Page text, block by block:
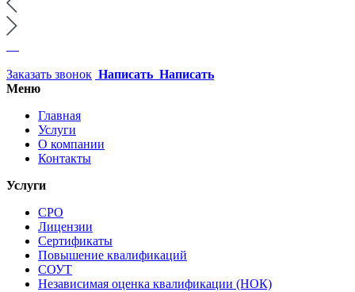
Заказать звонок Написать Написать
Меню
Главная
Услуги
О компании
Контакты
Услуги
СРО
Лицензии
Сертификаты
Повышение квалификаций
СОУТ
Независимая оценка квалификации (НОК)